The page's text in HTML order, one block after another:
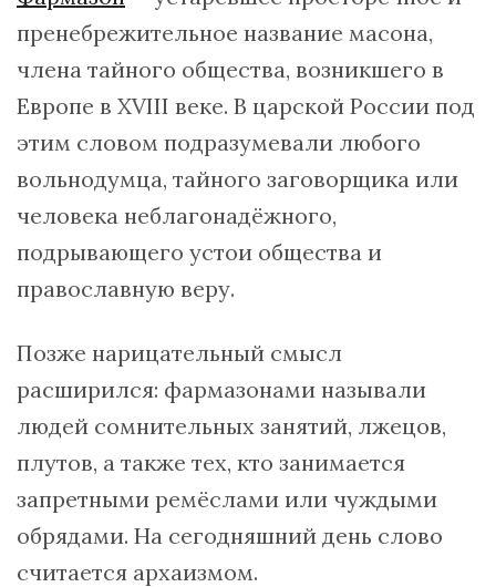
пренебрежительное название масона,
члена тайного общества, возникшего в
Европе в XVIII веке. В царской России под
этим словом подразумевали любого
вольнодумца, тайного заговорщика или
человека неблагонадёжного,
подрывающего устои общества и
православную веру.
Позже нарицательный смысл
расширился: фармазонами называли
людей сомнительных занятий, лжецов,
плутов, а также тех, кто занимается
запретными ремёслами или чуждыми
обрядами. На сегодняшний день слово
считается архаизмом.